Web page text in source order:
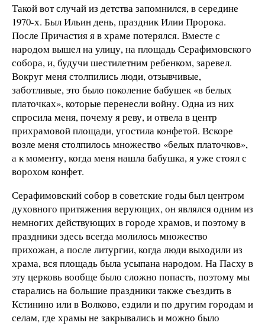
Такой вот случай из детства запомнился, в середине
1970-х. Был Ильин день, праздник Илии Пророка.
После Причастия я в храме потерялся. Вместе с
народом вышел на улицу, на площадь Серафимовского
собора, и, будучи шестилетним ребенком, заревел.
Вокруг меня столпились люди, отзывчивые,
заботливые, это было поколение бабушек «в белых
платочках», которые перенесли войну. Одна из них
спросила меня, почему я реву, и отвела в центр
прихрамовой площади, угостила конфетой. Вскоре
возле меня столпилось множество «белых платочков»,
а к моменту, когда меня нашла бабушка, я уже стоял с
ворохом конфет.
Серафимовский собор в советские годы был центром
духовного притяжения верующих, он являлся одним из
немногих действующих в городе храмов, и поэтому в
праздники здесь всегда молилось множество
прихожан, а после литургии, когда люди выходили из
храма, вся площадь была усыпана народом. На Пасху в
эту церковь вообще было сложно попасть, поэтому мы
старались на большие праздники также съездить в
Кстинино или в Волково, ездили и по другим городам и
селам, где храмы не закрывались и можно было